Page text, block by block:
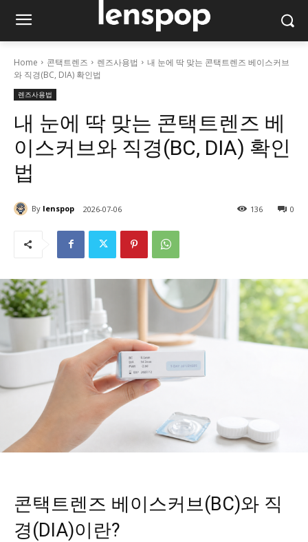
Home 콘택트렌즈 렌즈사용법
내 눈에 딱 맞는 콘택트렌즈 베이스커브
와 직경(BC, DIA) 확인법
렌즈사용법
내 눈에 딱 맞는 콘택트렌즈 베
이스커브와 직경(BC, DIA) 확인
법
By lenspop 2026-07-06 0
136
콘택트렌즈 베이스커브(BC)와 직
경(DIA)이란?